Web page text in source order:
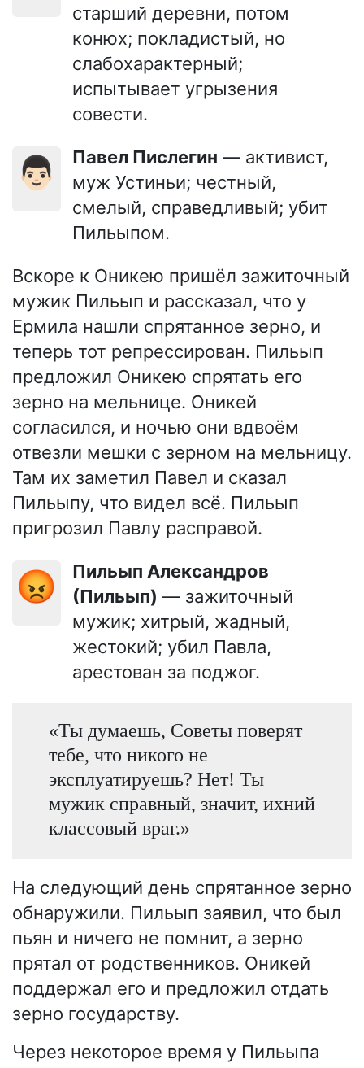
старший деревни, потом
конюх; покладистый, но
слабохарактерный;
испытывает угрызения
совести.
👨🏻 Павел Пислегин — активист,
муж Устиньи; честный,
смелый, справедливый; убит
Пильыпом.
Вскоре к Оникею пришёл зажиточный
мужик Пильып и рассказал, что у
Ермила нашли спрятанное зерно, и
теперь тот репрессирован. Пильып
предложил Оникею спрятать его
зерно на мельнице. Оникей
согласился, и ночью они вдвоём
отвезли мешки с зерном на мельницу.
Там их заметил Павел и сказал
Пильыпу, что видел всё. Пильып
пригрозил Павлу расправой.
😡
Пильып Александров
(Пильып) — зажиточный
мужик; хитрый, жадный,
жестокий; убил Павла,
арестован за поджог.
«Ты думаешь, Советы поверят
тебе, что никого не
эксплуатируешь? Нет! Ты
мужик справный, значит, ихний
классовый враг.»
На следующий день спрятанное зерно
обнаружили. Пильып заявил, что был
пьян и ничего не помнит, а зерно
прятал от родственников. Оникей
поддержал его и предложил отдать
зерно государству.
Через некоторое время у Пильыпа